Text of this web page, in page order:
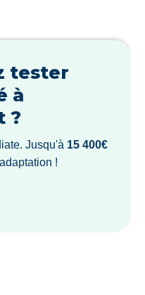
tester
à
?
Jusqu'à 15 400€
!